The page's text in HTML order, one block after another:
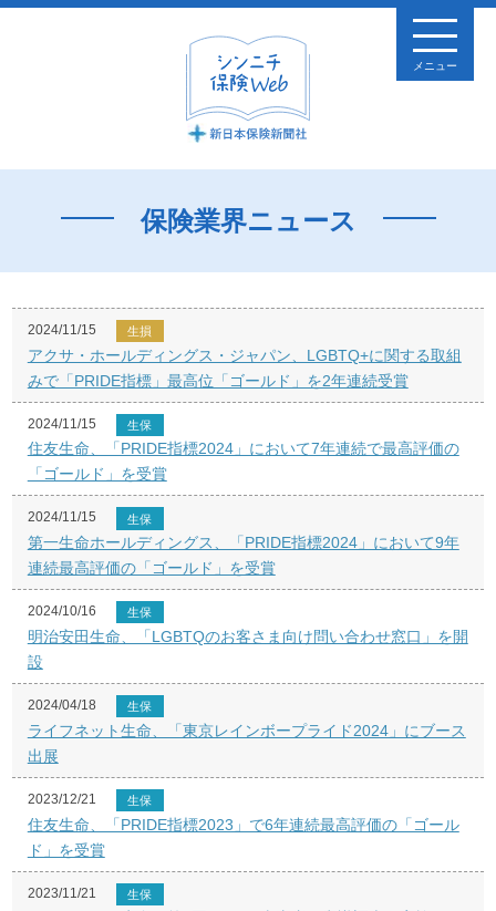
メニュー
保険業界ニュース
2024/11/15 生損
アクサ・ホールディングス・ジャパン、LGBTQ+に関する取組
みで「PRIDE指標」最高位「ゴールド」を2年連続受賞
2024/11/15 生保
住友生命、「PRIDE指標2024」において7年連続で最高評価の
「ゴールド」を受賞
2024/11/15 生保
第一生命ホールディングス、「PRIDE指標2024」において9年
連続最高評価の「ゴールド」を受賞
2024/10/16 生保
明治安田生命、「LGBTQのお客さま向け問い合わせ窓口」を開
設
2024/04/18 生保
ライフネット生命、「東京レインボープライド2024」にブース
出展
2023/12/21 生保
住友生命、「PRIDE指標2023」で6年連続最高評価の「ゴール
ド」を受賞
2023/11/21 生保